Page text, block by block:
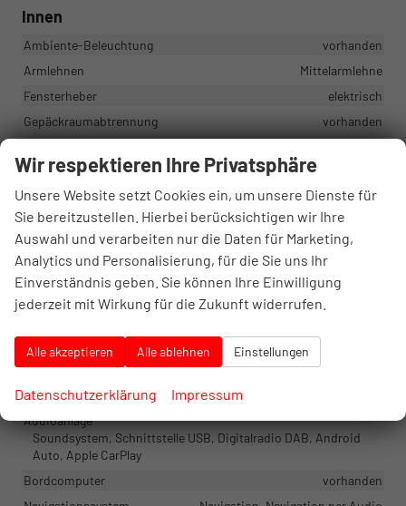
Innen
Ambiente-Beleuchtung
vorhanden
Armlehnen
Mittelarmlehne
Fensterheber
elektrisch
Gepäckraumabtrennung
vorhanden
Lenkrad
in Leder, höhenverstellbar, mit Multifunktionen, mit
Isofix (Kindersitzbefestigung), Rücksitzbank hinten geteilt,
Sitzheizung, Sportsitze, Isofix Beifahrersitz
Sitze: Lordosenstütze
Infotainment & Kommunikation
Assistenzsysteme
Audioanlage
Soundsystem, Schnittstelle USB, Digitalradio DAB, Android
Auto, Apple CarPlay
Bordcomputer
vorhanden
Wir respektieren Ihre Privatsphäre
Unsere Website setzt Cookies ein, um unsere Dienste für
Sie bereitzustellen. Hierbei berücksichtigen wir Ihre
Auswahl und verarbeiten nur die Daten für Marketing,
Analytics und Personalisierung, für die Sie uns Ihr
Einverständnis geben. Sie können Ihre Einwilligung
jederzeit mit Wirkung für die Zukunft widerrufen.
Alle akzeptieren Alle ablehnen Einstellungen
Datenschutzerklärung Impressum